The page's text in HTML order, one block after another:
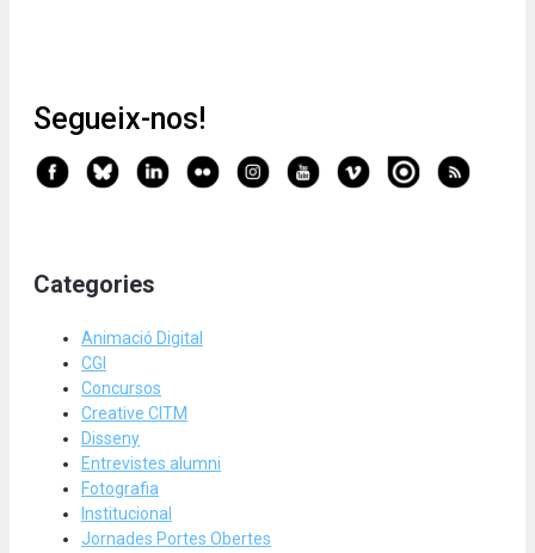
Segueix-nos!
Categories
Animació Digital
CGI
Concursos
Creative CITM
Disseny
Entrevistes alumni
Fotografia
Institucional
Jornades Portes Obertes